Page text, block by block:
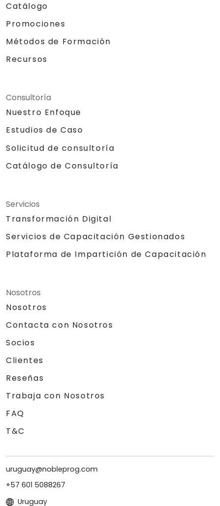
Catálogo
Promociones
Métodos de Formación
Recursos
Consultoría
Nuestro Enfoque
Estudios de Caso
Solicitud de consultoría
Catálogo de Consultoría
Servicios
Transformación Digital
Servicios de Capacitación Gestionados
Plataforma de Impartición de Capacitación
Nosotros
Nosotros
Contacta con Nosotros
Socios
Clientes
Reseñas
Trabaja con Nosotros
FAQ
T&C
uruguay@nobleprog.com
+57 601 5088267
Uruguay